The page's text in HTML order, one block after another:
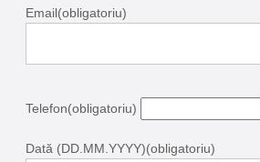
Email(obligatoriu)
Telefon(obligatoriu)
Dată (DD.MM.YYYY)(obligatoriu)